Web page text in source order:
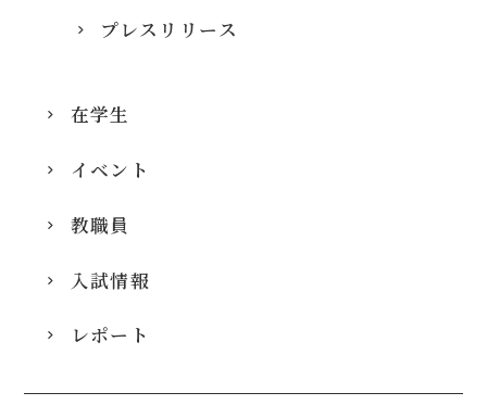
プレスリリース
在学生
イベント
教職員
入試情報
レポート